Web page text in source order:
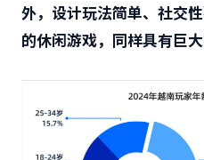
外，设计玩法简单、社交
的休闲游戏，同样具有巨大